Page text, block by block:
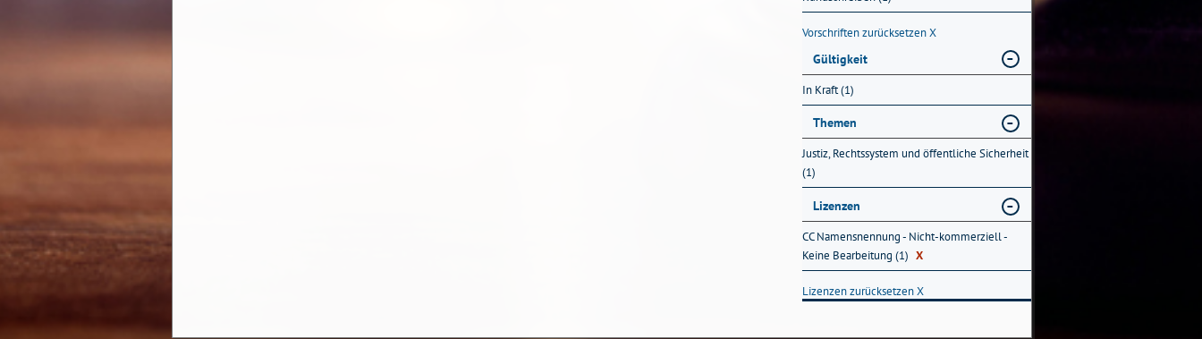
Vorschriften zurücksetzenX
Gültigkeit
In Kraft (1)
Themen
Justiz, Rechtssystem und öffentliche Sicherheit
(1)
Lizenzen
CC Namensnennung - Nicht-kommerziell -
Keine Bearbeitung (1) X
Lizenzen zurücksetzenX